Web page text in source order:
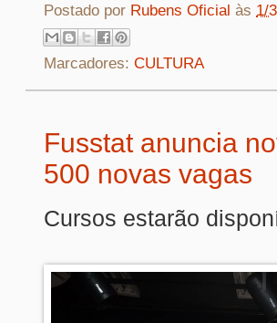
Postado por Rubens Oficial às 1/
Marcadores: CULTURA
Fusstat anuncia
500 novas vagas
Cursos estarão